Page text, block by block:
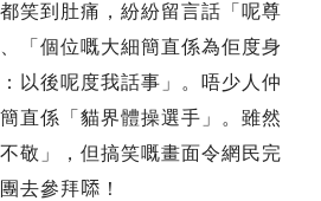
笑到肚痛，紛紛留言話「呢尊
「個位嘅大細簡直係為佢度身
以後呢度我話事」。唔少人仲
直係「貓界體操選手」。雖然
敬」，但搞笑嘅畫面令網民完
去參拜𠻹！